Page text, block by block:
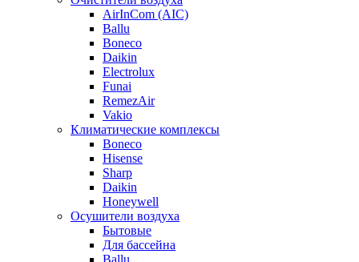
AirInCom (AIC)
Ballu
Boneco
Daikin
Electrolux
Funai
RemezAir
Vakio
Климатические комплексы
Boneco
Hisense
Sharp
Daikin
Honeywell
Осушители воздуха
Бытовые
Для бассейна
Ballu